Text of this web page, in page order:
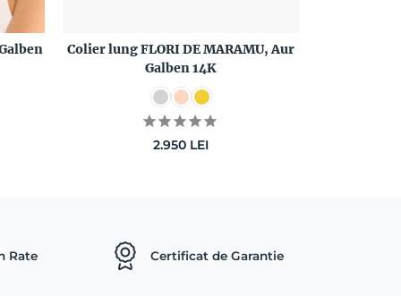
Colier lung FLORI DE MARAMU, Aur
Galben 14K
2.950 LEI
Rate Certificat de Garantie